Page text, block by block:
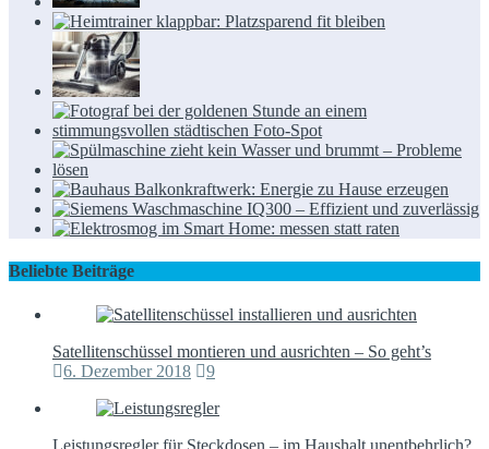
Beliebte Beiträge
Satellitenschüssel montieren und ausrichten – So geht’s
6. Dezember 2018
9
Leistungsregler für Steckdosen – im Haushalt unentbehrlich?